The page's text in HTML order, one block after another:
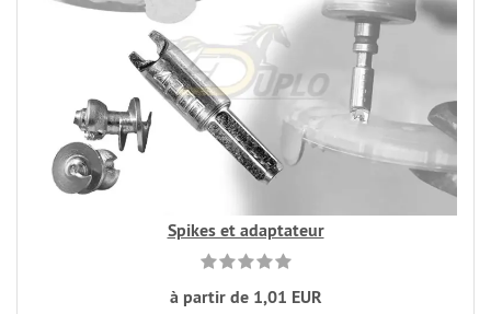
Spikes et adaptateur
à partir de 1,01 EUR